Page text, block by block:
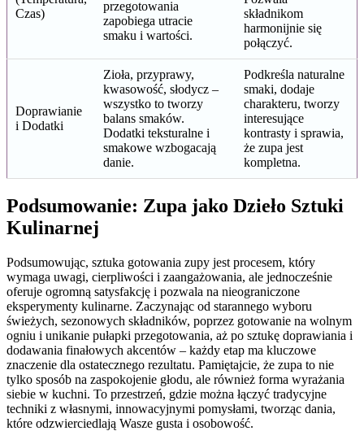
Czas)
przegotowania
zapobiega utracie
smaku i wartości.
składnikom
harmonijnie się
połączyć.
Doprawianie
i Dodatki
Zioła, przyprawy,
kwasowość, słodycz –
wszystko to tworzy
balans smaków.
Dodatki teksturalne i
smakowe wzbogacają
danie.
Podkreśla naturalne
smaki, dodaje
charakteru, tworzy
interesujące
kontrasty i sprawia,
że zupa jest
kompletna.
Podsumowanie: Zupa jako Dzieło Sztuki
Kulinarnej
Podsumowując, sztuka gotowania zupy jest procesem, który
wymaga uwagi, cierpliwości i zaangażowania, ale jednocześnie
oferuje ogromną satysfakcję i pozwala na nieograniczone
eksperymenty kulinarne. Zaczynając od starannego wyboru
świeżych, sezonowych składników, poprzez gotowanie na wolnym
ogniu i unikanie pułapki przegotowania, aż po sztukę doprawiania i
dodawania finałowych akcentów – każdy etap ma kluczowe
znaczenie dla ostatecznego rezultatu. Pamiętajcie, że zupa to nie
tylko sposób na zaspokojenie głodu, ale również forma wyrażania
siebie w kuchni. To przestrzeń, gdzie można łączyć tradycyjne
techniki z własnymi, innowacyjnymi pomysłami, tworząc dania,
które odzwierciedlają Wasze gusta i osobowość.